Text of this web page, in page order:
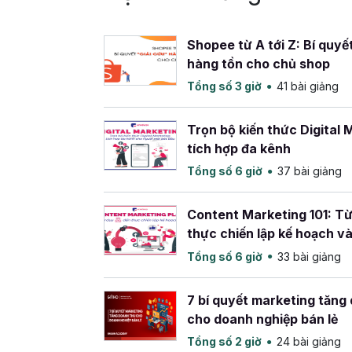
Đại học y tế công cộng, Đại học Đông Á..
- Đạt nhiều danh hiệu như giảng viên giỏi,
- Hơn 5 năm đào tạo đào tạo, huấn luyện
nghiệp và cộng đồng về các chủ đề: giao
kinh doanh thực chiến, bán hàng,
duy; Livestream
- Chuyên gia làm MC điều phối các
- Là tác giả nhiều sách như: Quyền năng
Shopee từ A tới Z: Bí
hàng tồn cho chủ shop
Tổng số 3 giờ 41 bài giảng
Trọn bộ kiến thức Digital
tích hợp đa kênh
Tổng số 6 giờ 37 bài giảng
Content Marketing 101:
thực chiến lập kế hoạch
chiến dịch Content
Tổng số 6 giờ 33 bài giảng
7 bí quyết marketing tăng
cho doanh nghiệp bán lẻ
Tổng số 2 giờ 24 bài giảng